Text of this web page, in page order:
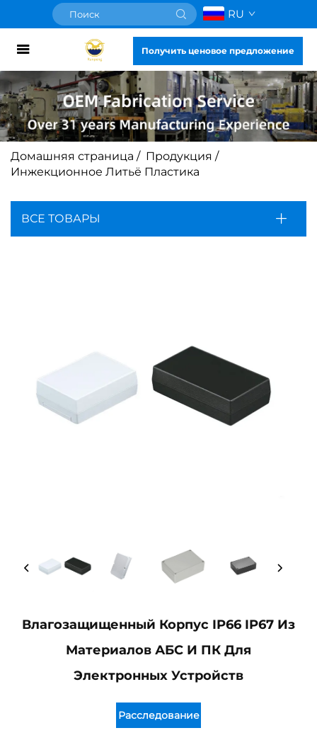
RU
Получить ценовое предложение
Домашняя страница / Продукция /
Инжекционное Литьё Пластика
ВСЕ ТОВАРЫ
Влагозащищенный Корпус IP66 IP67 Из
Материалов АБС И ПК Для
Электронных Устройств
Расследование